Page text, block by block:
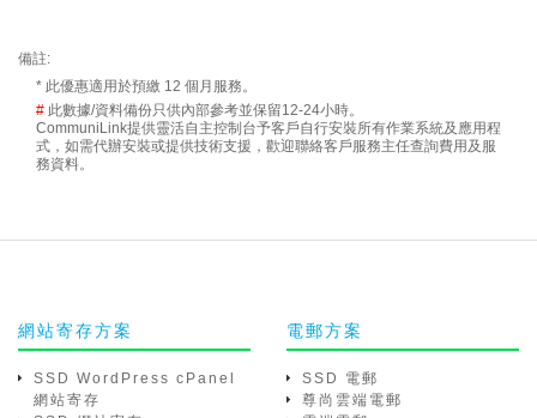
備註:
* 此優惠適用於預繳 12 個月服務。
# 此數據/資料備份只供內部參考並保留12-24小時。
CommuniLink提供靈活自主控制台予客戶自行安裝所有作業系統及應用程
式，如需代辦安裝或提供技術支援，歡迎聯絡客戶服務主任查詢費用及服
務資料。
網站寄存方案
SSD WordPress cPanel
網站寄存
電郵方案
SSD 電郵
尊尚雲端電郵